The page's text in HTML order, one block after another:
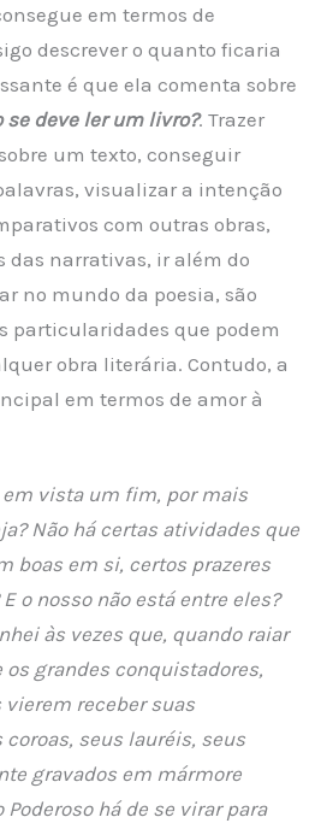
em termos de
descrever o quanto ficaria
é que ela comenta sobre
se deve ler um livro?. Trazer
um texto, conseguir
visualizar a intenção
com outras obras,
das narrativas, ir além do
no mundo da poesia, são
particularidades que podem
obra literária. Contudo, a
em termos de amor à
em vista um fim, por mais
Não há certas atividades que
boas em si, certos prazeres
o nosso não está entre eles?
às vezes que, quando raiar
os grandes conquistadores,
receber suas
coroas, seus lauréis, seus
gravados em mármore
há de se virar para